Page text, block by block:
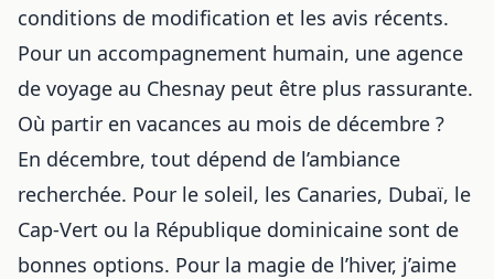
conditions de modification et les avis récents.
Pour un accompagnement humain, une agence
de voyage au Chesnay peut être plus rassurante.
Où partir en vacances au mois de décembre ?
En décembre, tout dépend de l’ambiance
recherchée. Pour le soleil, les Canaries, Dubaï, le
Cap-Vert ou la République dominicaine sont de
bonnes options. Pour la magie de l’hiver, j’aime